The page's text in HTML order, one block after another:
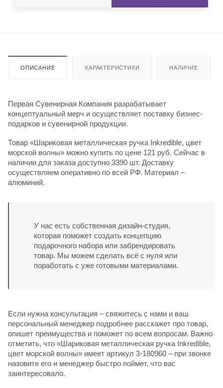
ОПИСАНИЕ ХАРАКТЕРИСТИКИ НАЛИЧИЕ
Первая Сувенирная Компания разрабатывает
концептуальный мерч и осуществляет поставку бизнес-
подарков и сувенирной продукции.
Товар «Шариковая металлическая ручка Inkredible, цвет
морской волны» можно купить по цене 121 руб. Сейчас в
наличии для заказа доступно 3390 шт. Доставку
осуществляем оперативно по всей РФ. Материал –
алюминий.
У нас есть собственная дизайн-студия,
которая поможет создать концепцию
подарочного набора или забрендировать
товар. Мы можем сделать всё с нуля или
поработать с уже готовыми материалами.
Если нужна консультация – свяжитесь с нами и ваш
персональный менеджер подробнее расскажет про товар,
опишет преимущества и поможет по всем вопросам. Важно
отметить, что «Шариковая металлическая ручка Inkredible,
цвет морской волны» имеет артикул 3-180960 – при звонке
назовите его и менеджер быстро поймет, что вас
заинтересовало.